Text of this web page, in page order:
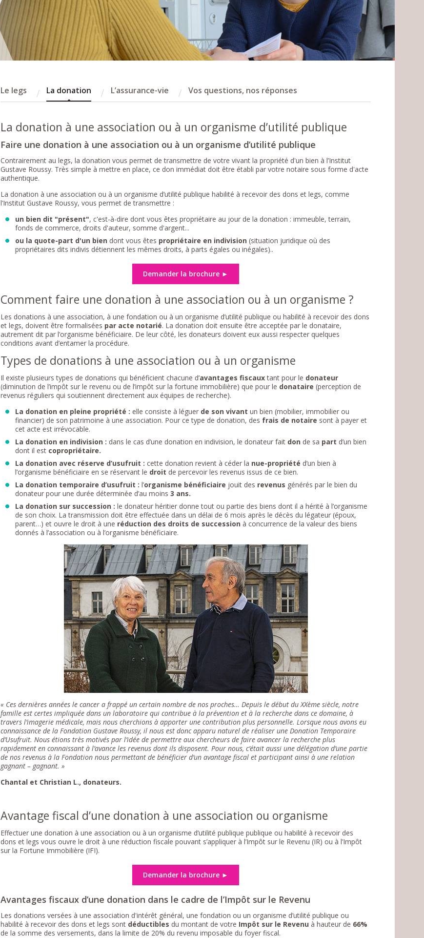
Le legs La donation L’assurance-vie Vos questions, nos réponses
La donation à une association ou à un organisme d’utilité publique
Faire une donation à une association ou à un organisme d’utilité publique
Contrairement au legs, la donation vous permet de transmettre de votre vivant la propriété d'un bien à l’Institut
Gustave Roussy. Très simple à mettre en place, ce don immédiat doit être établi par votre notaire sous forme d'acte
authentique.
La donation à une association ou à un organisme d’utilité publique habilité à recevoir des dons et legs, comme
l’Institut Gustave Roussy, vous permet de transmettre :
un bien dit "présent", c'est-à-dire dont vous êtes propriétaire au jour de la donation : immeuble, terrain,
fonds de commerce, droits d'auteur, somme d'argent...
ou la quote-part d'un bien dont vous êtes propriétaire en indivision (situation juridique où des
propriétaires dits indivis détiennent les mêmes droits, à parts égales ou inégales)..
Demander la brochure ►
Comment faire une donation à une association ou à un organisme ?
Les donations à une association, à une fondation ou à un organisme d’utilité publique ou habilité à recevoir des dons
et legs, doivent être formalisées par acte notarié. La donation doit ensuite être acceptée par le donataire,
autrement dit par l’organisme bénéficiaire. De leur côté, les donateurs doivent eux aussi respecter quelques
conditions avant d’entamer la procédure.
Types de donations à une association ou à un organisme
Il existe plusieurs types de donations qui bénéficient chacune d’avantages fiscauxtant pour le donateur
(diminution de l’impôt sur le revenu ou de l’impôt sur la fortune immobilière) que pour le donataire (perception de
revenus réguliers qui soutiennent directement aux équipes de recherche).
La donation en pleine propriété :elle consiste à léguer de son vivant un bien (mobilier, immobilier ou
financier) de son patrimoine à une association. Pour ce type de donation, des frais de notaire sont à payer et
cet acte est irrévocable.
La donation en indivision : dans le cas d’une donation en indivision, le donateur fait don de sa part d’un bien
dont il est copropriétaire.
La donation avec réserve d’usufruit :cette donation revient à céder la nue-propriété d’un bien à
l’organisme bénéficiaire en se réservant le droit de percevoir les revenus issus de ce bien.
La donation temporaire d’usufruit : l’organisme bénéficiaire jouit des revenus générés par le bien du
donateur pour une durée déterminée d’au moins3 ans.
La donation sur succession : le donateur héritier donne tout ou partie des biens dont il a hérité à l’organisme
de son choix. La transmission doit être effectuée dans un délai de 6 mois après le décès du légateur (époux,
parent…) et ouvre le droit à une réduction des droits de successionà concurrence de la valeur des biens
donnés à l’association ou à l’organisme bénéficiaire.
« Ces dernières années le cancer a frappé un certain nombre de nos proches… Depuis le début du XXème siècle, notre
famille est certes impliquée dans un laboratoire qui contribue à la prévention et à la recherche dans ce domaine, à
travers l’imagerie médicale, mais nous cherchions à apporter une contribution plus personnelle. Lorsque nous avons eu
connaissance de la Fondation Gustave Roussy, il nous est donc apparu naturel de réaliser une Donation Temporaire
d’Usufruit. Nous étions très motivés par l’idée de permettre aux chercheurs de faire avancer la recherche plus
rapidement en connaissant à l’avance les revenus dont ils disposent. Pour nous, c’était aussi une délégation d’une partie
de nos revenus à la Fondation nous permettant de bénéficier d’un avantage fiscal et participant ainsi à une relation
gagnant – gagnant. »
Chantal et Christian L., donateurs.
Avantage fiscal d’une donation à une association ou organisme
Effectuer une donation à une association ou à un organisme d’utilité publique publique ou habilité à recevoir des
dons et legs vous ouvre le droit à une réduction fiscale pouvant s’appliquer à l’Impôt sur le Revenu (IR) ou à l’Impôt
sur la Fortune Immobilière (IFI).
Demander la brochure ►
Avantages fiscaux d’une donation dans le cadre de l’Impôt sur le Revenu
Les donations versées à une association d'intérêt général, une fondation ou un organisme d’utilité publique ou
habilité à recevoir des dons et legs sont déductibles du montant de votre Impôt sur le Revenu à hauteur de 66%
de la somme des versements, dans la limite de 20% du revenu imposable du foyer fiscal.